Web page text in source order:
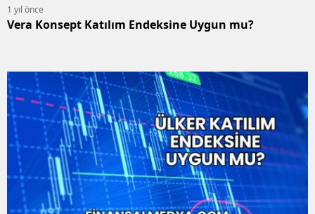
1 yıl önce
Vera Konsept Katılım Endeksine Uygun mu?